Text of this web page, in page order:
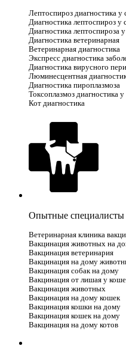
Лептоспироз диагностика у
Диагностика лептоспироз у
Диагностика лептоспироза
Диагностика ветеринарная
Ветеринарная диагностика
Экспресс диагностика
Диагностика вирусного
Люминесцентная
Диагностика пироплазмоза
Токсоплазмоз диагностика
Кот диагностика
Опытные специалисты
Ветеринарная клиника
Вакцинация животных на
Вакцинация ветеринария
Вакцинация на дому
Вакцинация собак на дому
Вакцинация от лишая у
Вакцинация животных
Вакцинация на дому кошек
Вакцинация кошки на дому
Вакцинация кошек на дому
Вакцинация на дому котов